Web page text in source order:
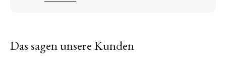
Das sagen unsere Kunden